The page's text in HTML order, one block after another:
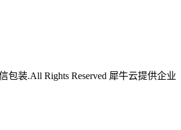
包装.All Rights Reserved 犀牛云提供企业